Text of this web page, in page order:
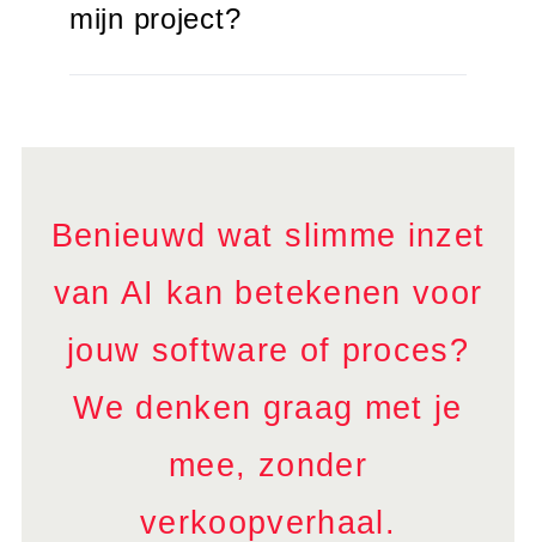
mijn project?
Benieuwd wat slimme inzet
van AI kan betekenen voor
jouw software of proces?
We denken graag met je
mee, zonder
verkoopverhaal.